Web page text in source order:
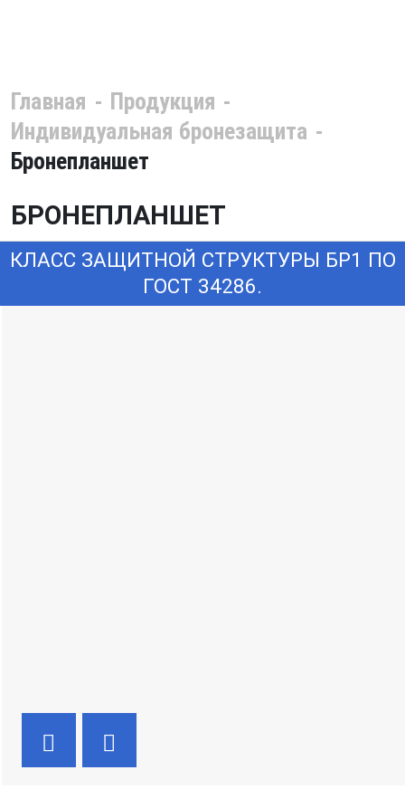
Главная
Продукция
Индивидуальная бронезащита
Бронепланшет
БРОНЕПЛАНШЕТ
КЛАСС ЗАЩИТНОЙ СТРУКТУРЫ БР1 ПО
ГОСТ 34286.